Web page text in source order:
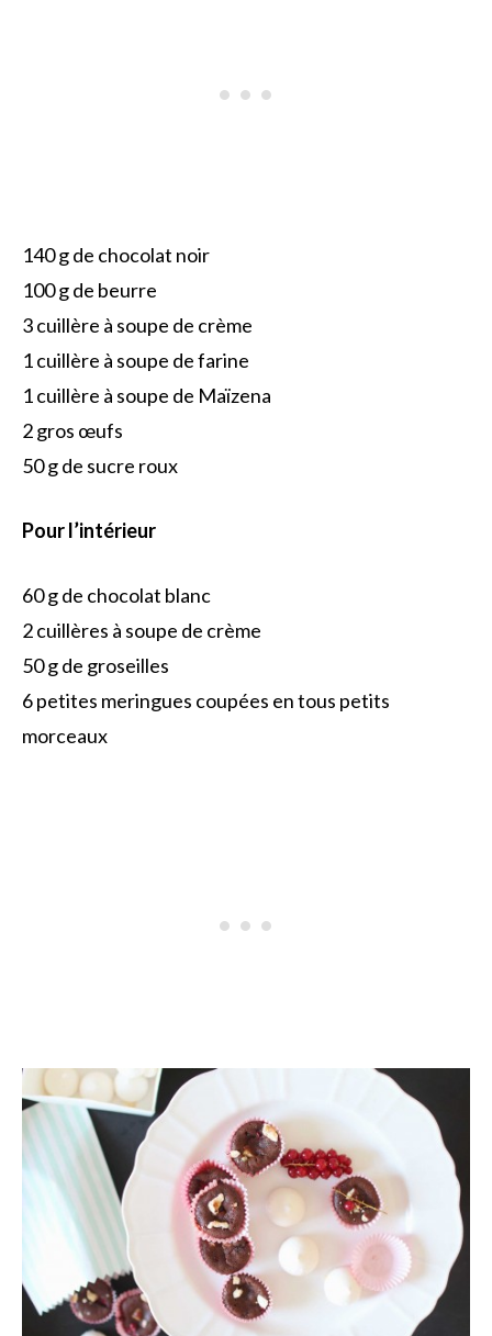
140 g de chocolat noir
100 g de beurre
3 cuillère à soupe de crème
1 cuillère à soupe de farine
1 cuillère à soupe de Maïzena
2 gros œufs
50 g de sucre roux
Pour l’intérieur
60 g de chocolat blanc
2 cuillères à soupe de crème
50 g de groseilles
6 petites meringues coupées en tous petits
morceaux